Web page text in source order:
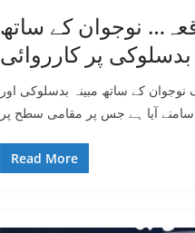
نوجوان کے ساتھ
بدسلوکی پر کارروائی
نوجوان کے ساتھ مبینہ بدسلوکی اور
سامنے آیا ہے جس پر مقامی سطح پر
Read More